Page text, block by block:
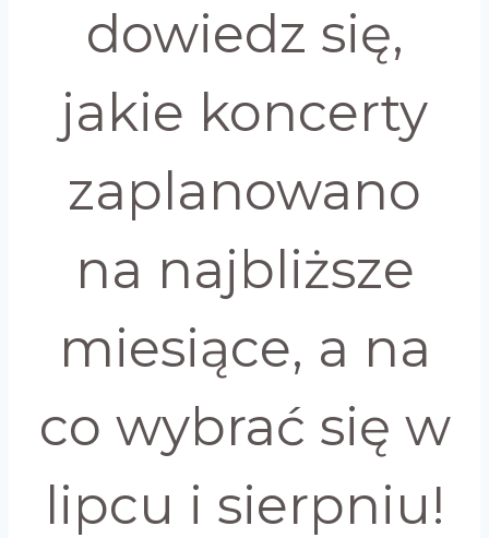
dowiedz się,
jakie koncerty
zaplanowano
na najbliższe
miesiące, a na
co wybrać się w
lipcu i sierpniu!